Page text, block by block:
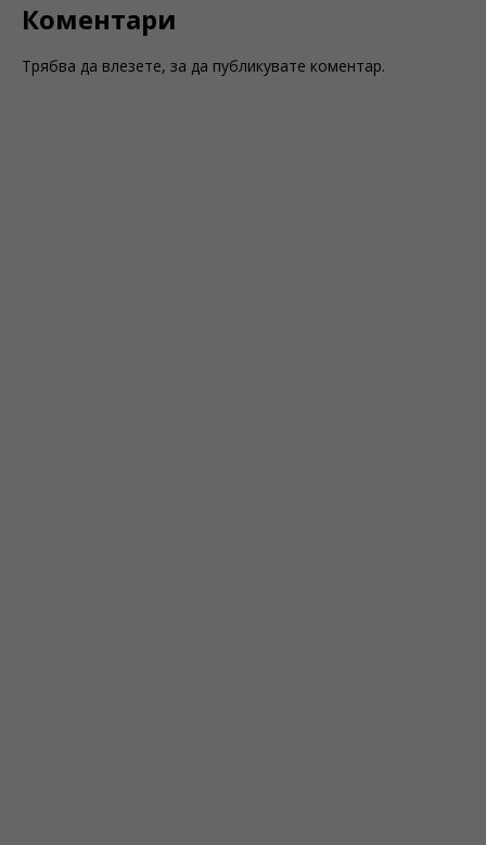
Коментари
Трябва да влезете, за да публикувате коментар.